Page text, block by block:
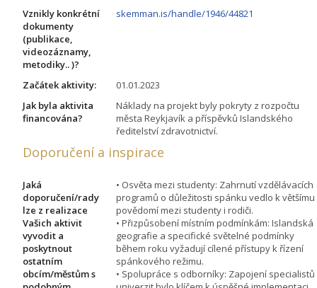
Vznikly konkrétní
dokumenty
(publikace,
videozáznamy,
metodiky.. )?
skemman.is/handle/1946/44821
Začátek aktivity:
01.01.2023
Jak byla aktivita
financována?
Náklady na projekt byly pokryty z rozpočtu
města Reykjavík a příspěvků Islandského
ředitelství zdravotnictví.
Doporučení a inspirace
Jaká
doporučení/rady
lze z realizace
Vašich aktivit
vyvodit a
poskytnout
ostatním
obcím/městům s
• Osvěta mezi studenty: Zahrnutí vzdělávacích
programů o důležitosti spánku vedlo k většímu
povědomí mezi studenty i rodiči.
• Přizpůsobení místním podmínkám: Islandská
geografie a specifické světelné podmínky
během roku vyžadují cílené přístupy k řízení
spánkového režimu.
• Spolupráce s odborníky: Zapojení specialistů